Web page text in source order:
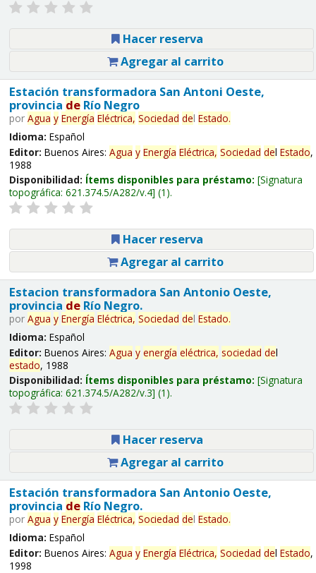
Hacer reserva
Agregar al carrito
Estación transformadora San Antoni Oeste,
provincia deRío Negro
por Agua y Energía Eléctrica, Sociedad del Estado.
Idioma: Español
Editor: Buenos Aires: Agua y Energía Eléctrica, Sociedad del Estado,
1988
Disponibilidad: Ítems disponibles para préstamo: Signatura
topográfica: 621.374.5/A282/v.4 (1).
Hacer reserva
Agregar al carrito
Estacion transformadora San Antonio Oeste,
provincia deRío Negro.
por Agua y Energía Eléctrica, Sociedad del Estado.
Idioma: Español
Editor: Buenos Aires: Agua y energía eléctrica, sociedad del
estado, 1988
Disponibilidad: Ítems disponibles para préstamo: Signatura
topográfica: 621.374.5/A282/v.3 (1).
Hacer reserva
Agregar al carrito
Estación transformadora San Antonio Oeste,
provincia deRío Negro.
por Agua y Energía Eléctrica, Sociedad del Estado.
Idioma: Español
Editor: Buenos Aires: Agua y Energía Eléctrica, Sociedad del Estado,
1998